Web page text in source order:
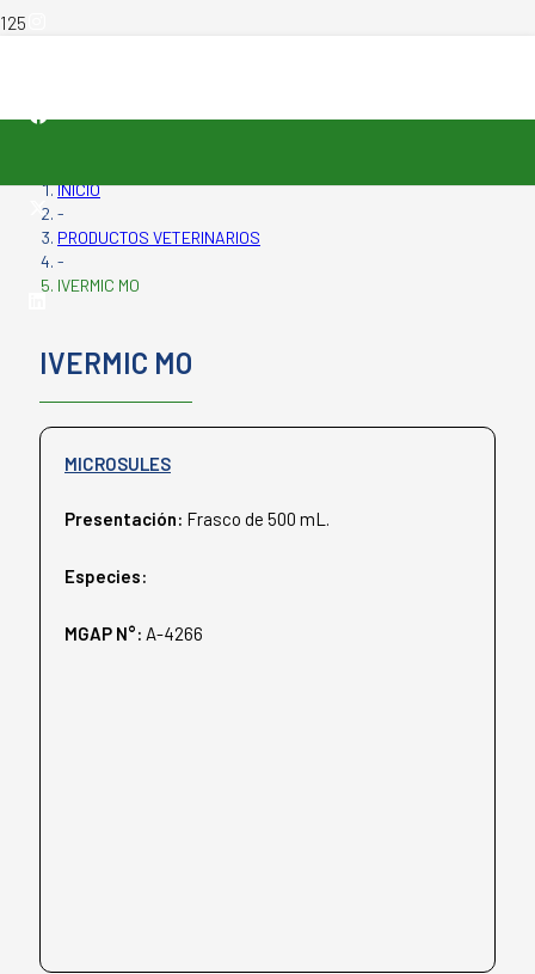
INICIO
-
PRODUCTOS VETERINARIOS
-
IVERMIC MO
IVERMIC MO
MICROSULES
Presentación: Frasco de 500 mL.
Especies:
MGAP N°: A-4266